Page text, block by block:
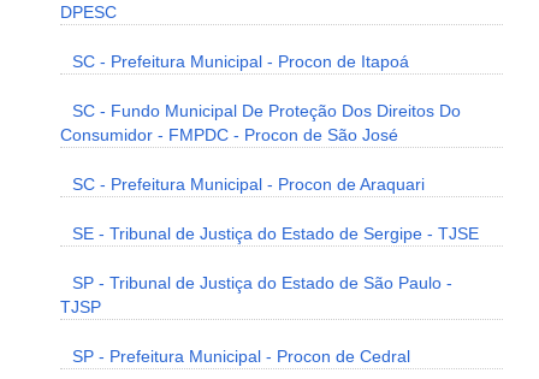
DPESC
SC - Prefeitura Municipal - Procon de Itapoá
SC - Fundo Municipal De Proteção Dos Direitos Do
Consumidor - FMPDC - Procon de São José
SC - Prefeitura Municipal - Procon de Araquari
SE - Tribunal de Justiça do Estado de Sergipe - TJSE
SP - Tribunal de Justiça do Estado de São Paulo -
TJSP
SP - Prefeitura Municipal - Procon de Cedral